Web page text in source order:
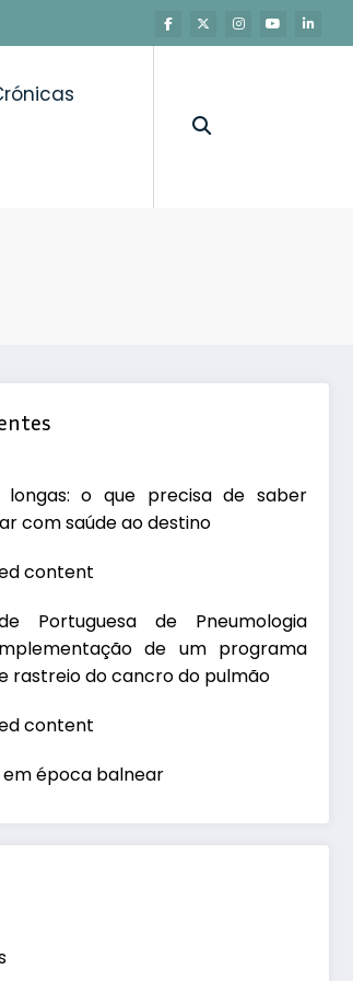
longas: o que precisa de saber
com saúde ao destino
content
Portuguesa de Pneumologia
de um programa
rastreio do cancro do pulmão
content
em época balnear